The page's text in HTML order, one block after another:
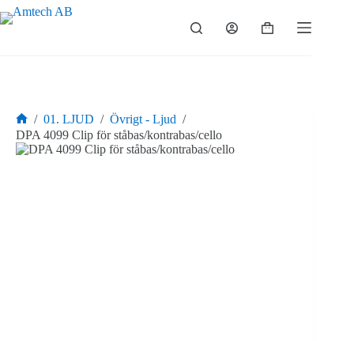
Hoppa
till
Varukorg
Hem
/ 01. LJUD / Övrigt - Ljud /
DPA 4099 Clip för ståbas/kontrabas/cello